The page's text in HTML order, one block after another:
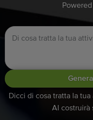
Dicci di cosa tratta la
AI costruirà